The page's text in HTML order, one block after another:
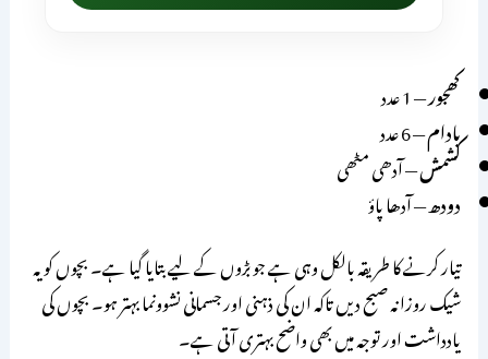
کھجور— 1 عدد
بادام— 6 عدد
کشمش— آدھی مٹھی
دودھ— آدھا پاؤ
تیار کرنے کا طریقہ بالکل وہی ہے جو بڑوں کے لیے بتایا گیا ہے۔ بچوں کو یہ
شیک روزانہ صبح دیں تاکہ ان کی ذہنی اور جسمانی نشوونما بہتر ہو۔ بچوں کی
یادداشت اور توجہ میں بھی واضح بہتری آتی ہے۔